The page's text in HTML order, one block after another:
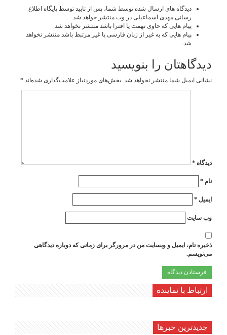
دیدگاه های ارسال شده توسط شما، پس از تایید توسط پایگاه اطلاع
رسانی مهدی اسماعیلی در وب منتشر خواهد شد.
پیام هایی که حاوی تهمت یا افترا باشد منتشر نخواهد شد.
پیام هایی که به غیر از زبان فارسی یا غیر مرتبط باشد منتشر نخواهد
شد.
دیدگاهتان را بنویسید
نشانی ایمیل شما منتشر نخواهد شد. بخش‌های موردنیاز علامت‌گذاری شده‌اند *
دیدگاه *
نام *
ایمیل *
وب‌ سایت
ذخیره نام، ایمیل و وبسایت من در مرورگر برای زمانی که دوباره دیدگاهی
می‌نویسم.
ارتباط با نماینده
جديدترين خبرها